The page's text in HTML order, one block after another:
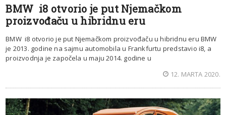
BMW i8 otvorio je put Njemačkom
proizvođaču u hibridnu eru
BMW i8 otvorio je put Njemačkom proizvođaču u hibridnu eru BMW
je 2013. godine na sajmu automobila u Frankfurtu predstavio i8, a
proizvodnja je započela u maju 2014. godine u
12. MARTA 2020.